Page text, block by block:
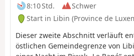
8:10 Std.
Schwer
Start in Libin (Province de
Dieser zweite Abschnitt verläuft
östlichen Gemeindegrenze von